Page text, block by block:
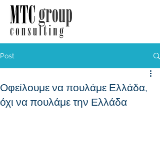
Post
Οφείλουμε να πουλάμε Ελλάδα,
όχι να πουλάμε την Ελλάδα